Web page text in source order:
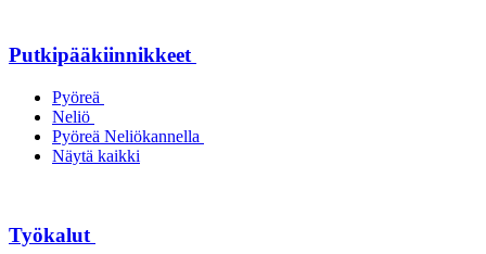
Putkipääkiinnikkeet
Pyöreä
Neliö
Pyöreä Neliökannella
Näytä kaikki
Työkalut